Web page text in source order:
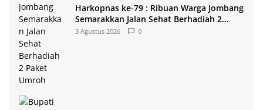
Harkopnas ke-79 : Ribuan Warga Jombang
Semarakkan Jalan Sehat Berhadiah 2
Paket Umroh
3 Agustus 2026 0